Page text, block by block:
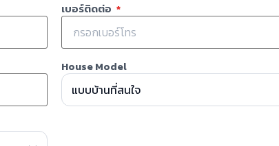
เบอร์ติดต่อ *
House Model